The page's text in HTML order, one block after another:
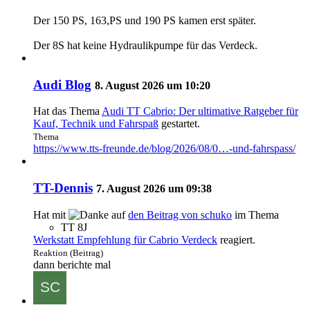
Der 150 PS, 163,PS und 190 PS kamen erst später.
Der 8S hat keine Hydraulikpumpe für das Verdeck.
Audi Blog 8. August 2026 um 10:20
Hat das ThemaAudi TT Cabrio: Der ultimative Ratgeber für
Kauf, Technik und Fahrspaß gestartet.
Thema
https://www.tts-freunde.de/blog/2026/08/0…-und-fahrspass/
TT-Dennis 7. August 2026 um 09:38
Hat mit aufden Beitrag von schuko im Thema
TT 8J
Werkstatt Empfehlung für Cabrio Verdeck reagiert.
Reaktion (Beitrag)
dann berichte mal